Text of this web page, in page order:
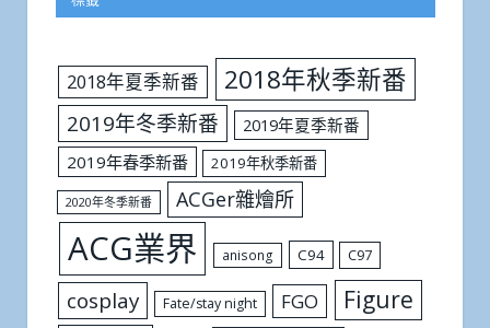
2018年夏季新番 2018年秋季新番
2019年冬季新番
2019年夏季新番
2019年春季新番
2019年秋季新番
2020年冬季新番 ACGer雜燴所
ACG業界 anisong C94 C97
cosplay Fate/stay night FGO Figure